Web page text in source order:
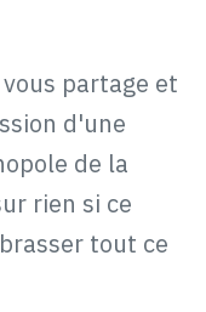
partage et
d'une
de la
rien si ce
tout ce